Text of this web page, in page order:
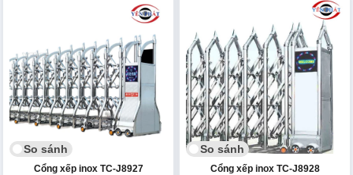
So sánh
Cổng xếp inox TC-J8927
So sánh
Cổng xếp inox TC-J8928